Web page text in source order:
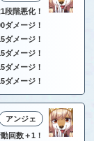
段階悪化！
ダメージ！
ダメージ！
ダメージ！
ダメージ！
ダメージ！
アンジェ
回数＋1！